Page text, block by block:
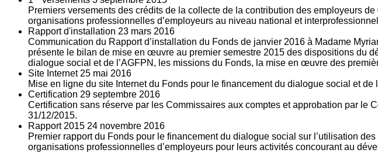
Premiers versements des crédits de la collecte de la contribution des employeurs
organisations professionnelles d’employeurs au niveau national et
Rapport d'installation 23 mars 2016
Communication du Rapport d’installation du Fonds de janvier 2016 à Madame
présente le bilan de mise en œuvre au premier semestre 2015 des dispositions du
dialogue social et de l’AGFPN, les missions du Fonds, la mise en œuvre des
Site Internet 25 mai 2016
Mise en ligne du site Internet du Fonds pour le financement du dialogue social et de
Certification 29 septembre 2016
Certification sans réserve par les Commissaires aux comptes et approbation par le
31/12/2015.
Rapport 2015 24 novembre 2016
Premier rapport du Fonds pour le financement du dialogue social sur l’utilisation
organisations professionnelles d’employeurs pour leurs activités concourant au